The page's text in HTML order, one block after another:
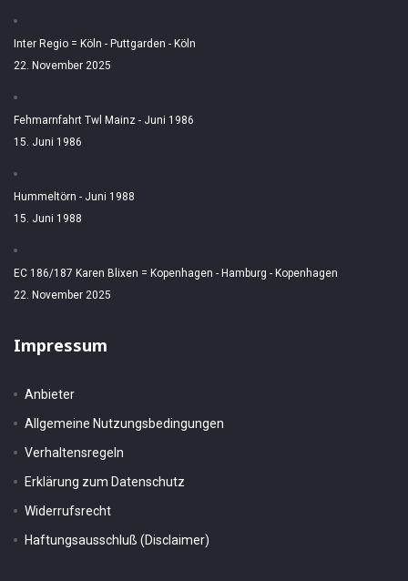
Inter Regio = Köln - Puttgarden - Köln
22. November 2025
Fehmarnfahrt Twl Mainz - Juni 1986
15. Juni 1986
Hummeltörn - Juni 1988
15. Juni 1988
EC 186/187 Karen Blixen = Kopenhagen - Hamburg - Kopenhagen
22. November 2025
Impressum
Anbieter
Allgemeine Nutzungsbedingungen
Verhaltensregeln
Erklärung zum Datenschutz
Widerrufsrecht
Haftungsausschluß (Disclaimer)